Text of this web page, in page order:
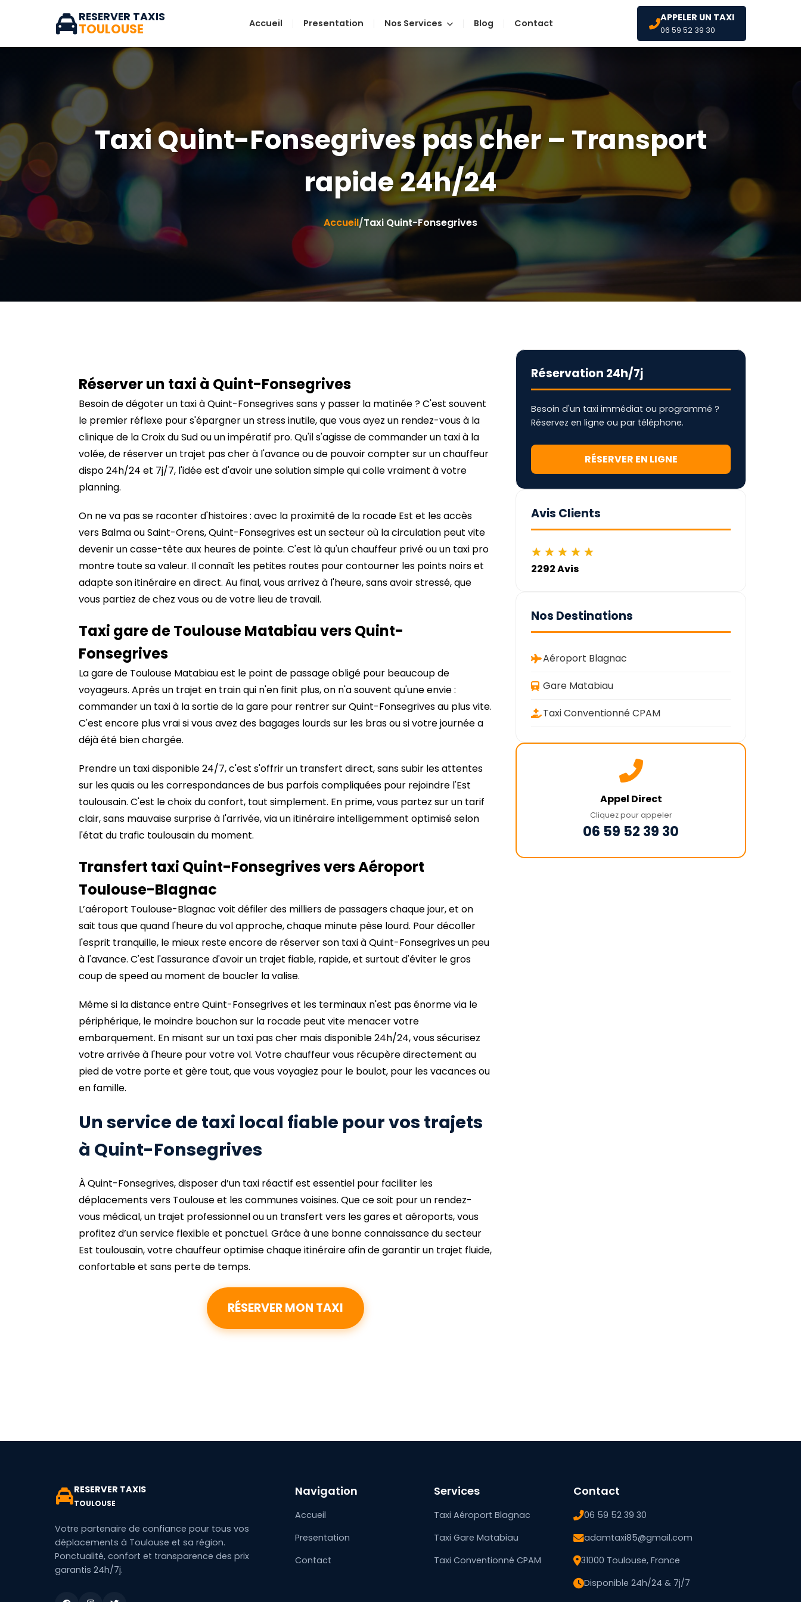
RESERVER TAXIS
TOULOUSE Accueil Presentation Nos Services Blog Contact APPELER UN TAXI
06 59 52 39 30
Taxi Quint-Fonsegrives pas cher – Transport
rapide 24h/24
Accueil/Taxi Quint-Fonsegrives
Réserver un taxi à Quint-Fonsegrives
Besoin de dégoter un taxi à Quint-Fonsegrives sans y passer la matinée ? C'est souvent
le premier réflexe pour s'épargner un stress inutile, que vous ayez un rendez-vous à la
clinique de la Croix du Sud ou un impératif pro. Qu'il s'agisse de commander un taxi à la
volée, de réserver un trajet pas cher à l'avance ou de pouvoir compter sur un chauffeur
dispo 24h/24 et 7j/7, l'idée est d'avoir une solution simple qui colle vraiment à votre
planning.
On ne va pas se raconter d'histoires : avec la proximité de la rocade Est et les accès
vers Balma ou Saint-Orens, Quint-Fonsegrives est un secteur où la circulation peut vite
devenir un casse-tête aux heures de pointe. C'est là qu'un chauffeur privé ou un taxi pro
montre toute sa valeur. Il connaît les petites routes pour contourner les points noirs et
adapte son itinéraire en direct. Au final, vous arrivez à l'heure, sans avoir stressé, que
vous partiez de chez vous ou de votre lieu de travail.
Taxi gare de Toulouse Matabiau vers Quint-
Fonsegrives
La gare de Toulouse Matabiau est le point de passage obligé pour beaucoup de
voyageurs. Après un trajet en train qui n'en finit plus, on n'a souvent qu'une envie :
commander un taxi à la sortie de la gare pour rentrer sur Quint-Fonsegrives au plus vite.
C'est encore plus vrai si vous avez des bagages lourds sur les bras ou si votre journée a
déjà été bien chargée.
Prendre un taxi disponible 24/7, c'est s'offrir un transfert direct, sans subir les attentes
sur les quais ou les correspondances de bus parfois compliquées pour rejoindre l'Est
toulousain. C'est le choix du confort, tout simplement. En prime, vous partez sur un tarif
clair, sans mauvaise surprise à l'arrivée, via un itinéraire intelligemment optimisé selon
l'état du trafic toulousain du moment.
Transfert taxi Quint-Fonsegrives vers Aéroport
Toulouse-Blagnac
L’aéroport Toulouse-Blagnac voit défiler des milliers de passagers chaque jour, et on
sait tous que quand l'heure du vol approche, chaque minute pèse lourd. Pour décoller
l'esprit tranquille, le mieux reste encore de réserver son taxi à Quint-Fonsegrives un peu
à l'avance. C'est l'assurance d'avoir un trajet fiable, rapide, et surtout d'éviter le gros
coup de speed au moment de boucler la valise.
Même si la distance entre Quint-Fonsegrives et les terminaux n'est pas énorme via le
périphérique, le moindre bouchon sur la rocade peut vite menacer votre
embarquement. En misant sur un taxi pas cher mais disponible 24h/24, vous sécurisez
votre arrivée à l'heure pour votre vol. Votre chauffeur vous récupère directement au
pied de votre porte et gère tout, que vous voyagiez pour le boulot, pour les vacances ou
en famille.
Un service de taxi local fiable pour vos trajets
à Quint-Fonsegrives
À Quint-Fonsegrives, disposer d’un taxi réactif est essentiel pour faciliter les
déplacements vers Toulouse et les communes voisines. Que ce soit pour un rendez-
vous médical, un trajet professionnel ou un transfert vers les gares et aéroports, vous
profitez d’un service flexible et ponctuel. Grâce à une bonne connaissance du secteur
Est toulousain, votre chauffeur optimise chaque itinéraire afin de garantir un trajet fluide,
confortable et sans perte de temps.
RÉSERVER MON TAXI
Réservation 24h/7j
Besoin d'un taxi immédiat ou programmé ?
Réservez en ligne ou par téléphone.
RÉSERVER EN LIGNE
Avis Clients
★ ★ ★ ★ ★
2292 Avis
Nos Destinations
Aéroport Blagnac
Gare Matabiau
Taxi Conventionné CPAM
Appel Direct
Cliquez pour appeler
06 59 52 39 30
RESERVER TAXIS
TOULOUSE
Votre partenaire de confiance pour tous vos
déplacements à Toulouse et sa région.
Ponctualité, confort et transparence des prix
garantis 24h/7j.
Navigation
Accueil
Presentation
Contact
Services
Taxi Aéroport Blagnac
Taxi Gare Matabiau
Taxi Conventionné CPAM
Contact
06 59 52 39 30
adamtaxi85@gmail.com
31000 Toulouse, France
Disponible 24h/24 & 7j/7